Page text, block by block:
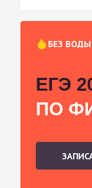
БЕЗ ВОДЫ
ЕГЭ
ПО